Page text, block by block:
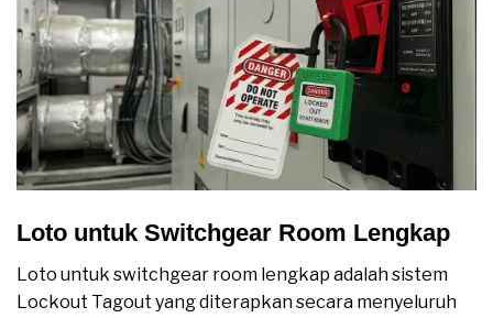
Loto untuk Switchgear Room Lengkap
Loto untuk switchgear room lengkap adalah sistem
Lockout Tagout yang diterapkan secara menyeluruh